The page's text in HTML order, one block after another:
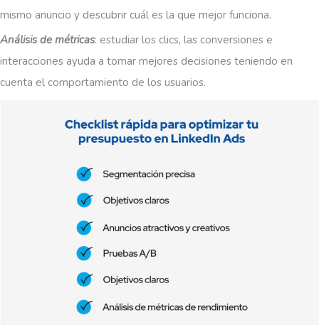
mismo anuncio y descubrir cuál es la que mejor funciona.
Análisis de métricas: estudiar los clics, las conversiones e
interacciones ayuda a tomar mejores decisiones teniendo en
cuenta el comportamiento de los usuarios.